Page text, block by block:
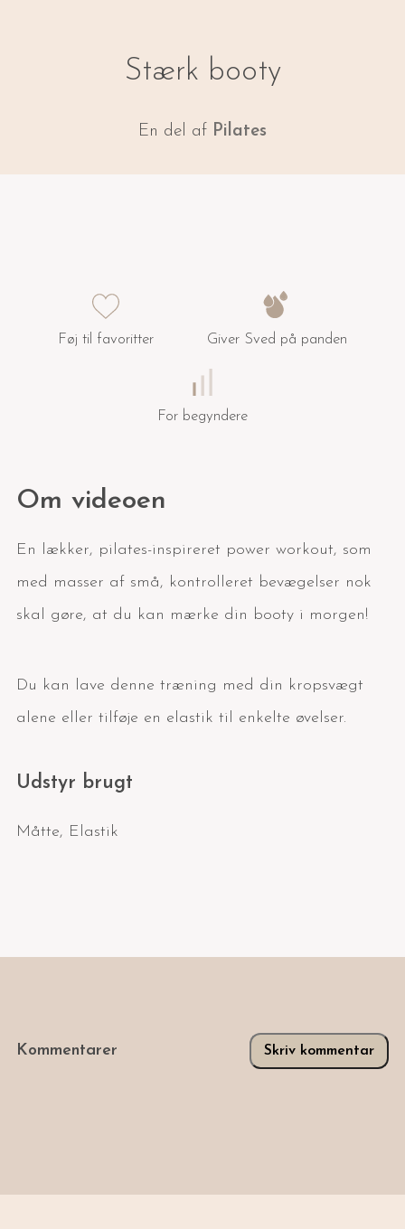
Stærk booty
En del af Pilates
Føj til favoritter Giver Sved på panden
For begyndere
Om videoen
En lækker, pilates-inspireret power workout, som
med masser af små, kontrolleret bevægelser nok
skal gøre, at du kan mærke din booty i morgen!
Du kan lave denne træning med din kropsvægt
alene eller tilføje en elastik til enkelte øvelser.
Udstyr brugt
Måtte, Elastik
Kommentarer Skriv kommentar